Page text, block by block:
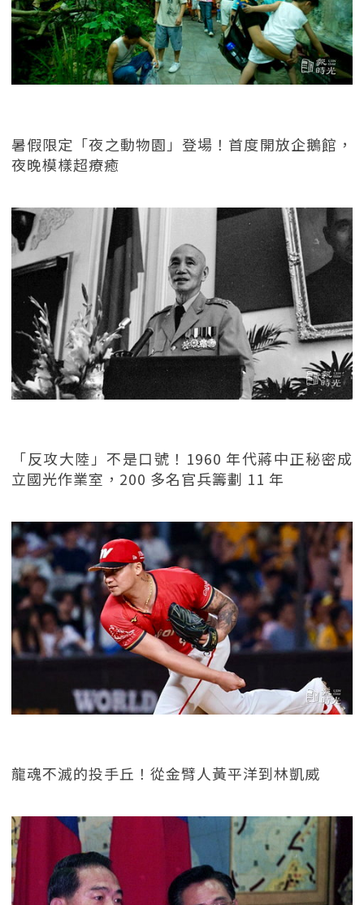
暑假限定「夜之動物園」登場！首度開放企鵝館，
夜晚模樣超療癒
「反攻大陸」不是口號！1960 年代蔣中正秘密成
立國光作業室，200 多名官兵籌劃 11 年
龍魂不滅的投手丘！從金臂人黃平洋到林凱威